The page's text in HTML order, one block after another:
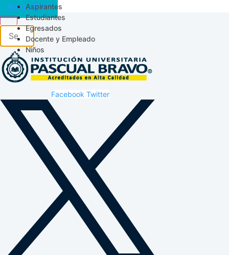
Aspirantes
Estudiantes
Egresados
Docente y Empleado
Niños
Acceso SICAU
Facebook Twitter